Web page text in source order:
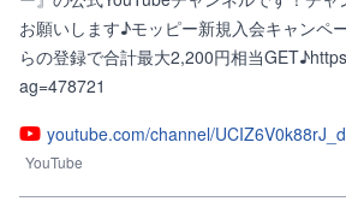
お願いします♪モッピー新規入会キャンペ
らの登録で合計最大2,200円相当
ag=478721
youtube.com/channel/
YouTube